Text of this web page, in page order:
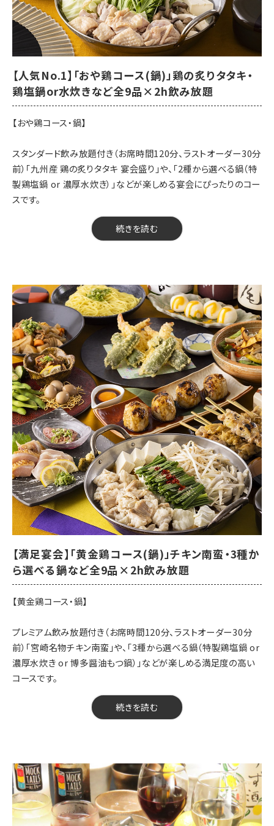
■お料理内容
【先付】ふっくら 鶏屋の季節野菜筑前煮
【前菜】ゆず塩枝豆、鶏皮ポン酢
【鶏刺身】九州産 鶏の炙りタタキ 宴会盛り
【菜物】豆富の胡麻ドレサラダ
【揚物】あや鶏の特製唐揚げ
【鍋】あっさり鶏塩鍋
【〆】ラーメン or 雑炊
【甘味】季節の甘味
【開催期間】2026年7月20日～
【来店時間】16時00分～23時15分
【予約期限】当日（23時までにご予約ください）
※※当日の人数変更・キャンセルは、キャンセル料が発生する可能
性がございます。前日までにお知らせください／当日の仕入れ状
況により、一部内容が変更になる場合がございます。
【人気No.1】「おや鶏コース(鍋)」鶏の炙りタタキ・
鶏塩鍋or水炊きなど全9品×2h飲み放題
【おや鶏コース・鍋】
スタンダード飲み放題付き（お席時間120分、ラストオーダー30分
前）「九州産 鶏の炙りタタキ 宴会盛り」や、「2種から選べる鍋（特
製鶏塩鍋 or 濃厚水炊き）」などが楽しめる宴会にぴったりのコー
スです。
続きを読む
【料金】4000円（税込）
【飲み放題】有 約60品以上
【コース内容】
【おや鶏コース・鍋】
※コース写真はイメージです
※選べる鍋／選べる鍋〆の場合はご予約時にご希望をお伝えくだ
さい
■スタンダード飲み放題付き（お席時間120分、ラストオーダー30
分前）
＋500円で生ビールも飲めるプレミアム飲み放題に変更可能
■お料理内容
【先付】ふっくら 鶏屋の季節野菜筑前煮
【前菜】ゆず塩枝豆、鶏皮ポン酢
【鶏刺身】九州産 鶏の炙りタタキ 宴会盛り
【菜物】豆富の胡麻ドレサラダ
【揚物】あや鶏の特製唐揚げ
【箸休】鶏屋の海鮮チヂミ
【鍋】特製鶏塩鍋 or 濃厚水炊き
【〆】ラーメン or 雑炊
【甘味】季節の甘味
【開催期間】2026年7月20日～
【来店時間】16時00分～23時15分
【予約期限】当日（23時までにご予約ください）
※※当日の人数変更・キャンセルは、キャンセル料が発生する可能
性がございます。前日までにお知らせください／当日の仕入れ状
【満足宴会】「黄金鶏コース(鍋)」チキン南蛮・3種か
ら選べる鍋など全9品×2h飲み放題
【黄金鶏コース・鍋】
プレミアム飲み放題付き（お席時間120分、ラストオーダー30分
前）「宮崎名物チキン南蛮」や、「3種から選べる鍋（特製鶏塩鍋 or
濃厚水炊き or 博多醤油もつ鍋）」などが楽しめる満足度の高い
コースです。
続きを読む
【料金】5000円（税込）
【飲み放題】有 約90品以上
【コース内容】
【黄金鶏コース・鍋】